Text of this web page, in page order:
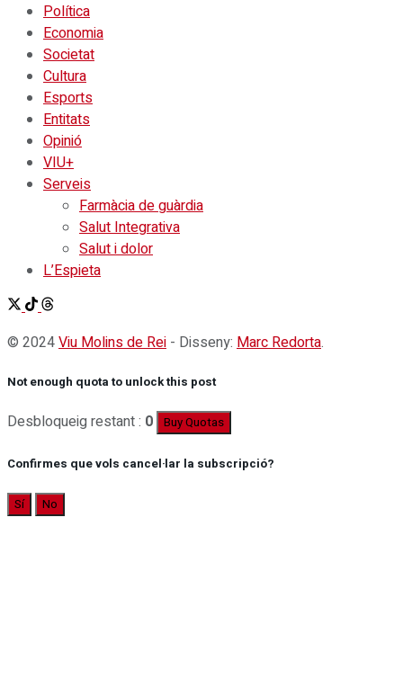
Política
Economia
Societat
Cultura
Esports
Entitats
Opinió
VIU+
Serveis
Farmàcia de guàrdia
Salut Integrativa
Salut i dolor
L’Espieta
© 2024Viu Molins de Rei - Disseny: Marc Redorta.
Not enough quota to unlock this post
Desbloqueig restant : 0 Buy Quotas
Confirmes que vols cancel·lar la subscripció?
Sí No